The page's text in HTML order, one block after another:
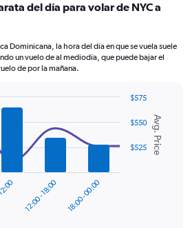
del día para volar de NYC a
Dominicana, la hora del día en que se vuela suele
un vuelo de al mediodía, que puede bajar el
de por la mañana.
Avg. Price
12:00 - 18:00 18:00 - 00:00
$525
$550
$575